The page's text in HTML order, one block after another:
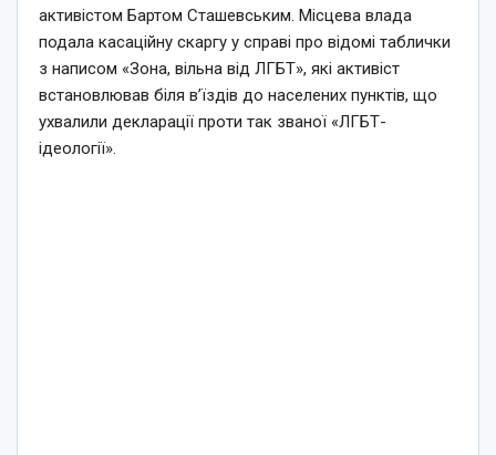
активістом Бартом Сташевським. Місцева влада
подала касаційну скаргу у справі про відомі таблички
з написом «Зона, вільна від ЛГБТ», які активіст
встановлював біля в’їздів до населених пунктів, що
ухвалили декларації проти так званої «ЛГБТ-
ідеології».